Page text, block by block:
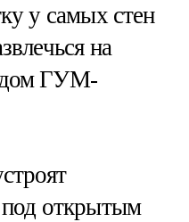
у самых стен
на
ГУМ-
под открытым